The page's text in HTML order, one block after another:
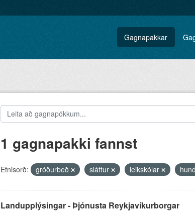
Gagnapakkar
1 gagnapakki fannst
Efnisorð: gróðurbeð sláttur leikskólar
Landupplýsingar - Þjónusta Reykjavíkurborgar